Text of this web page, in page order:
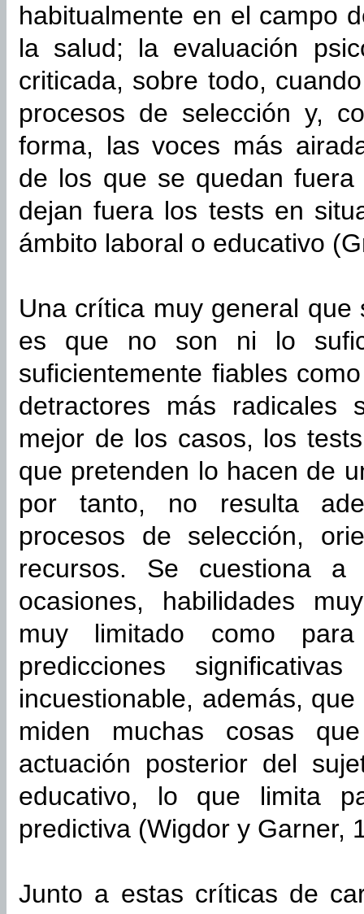
habitualmente en el campo
la salud; la evaluación
criticada, sobre todo,
procesos de selección y,
forma, las voces más
de los que se quedan
dejan fuera los tests en
ámbito laboral o educativo
Una crítica muy general
es que no son ni lo
suficientemente fiables
detractores más
mejor de los casos, los
que pretenden lo hacen de
por tanto, no resulta
procesos de selección,
recursos. Se cuestiona
ocasiones, habilidades
muy limitado como
predicciones
incuestionable, además,
miden muchas cosas
actuación posterior del
educativo, lo que limita
predictiva (Wigdor y Garner,
Junto a estas críticas de